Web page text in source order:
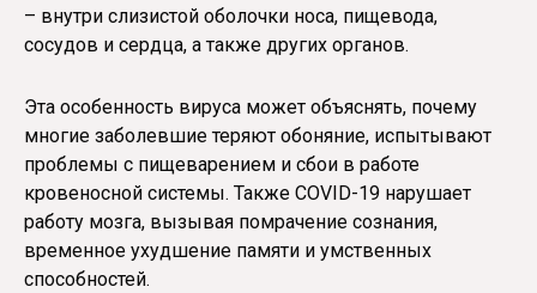
– внутри слизистой оболочки носа, пищевода,
сосудов и сердца, а также других органов.
Эта особенность вируса может объяснять, почему
многие заболевшие теряют обоняние, испытывают
проблемы с пищеварением и сбои в работе
кровеносной системы. Также COVID-19 нарушает
работу мозга, вызывая помрачение сознания,
временное ухудшение памяти и умственных
способностей.